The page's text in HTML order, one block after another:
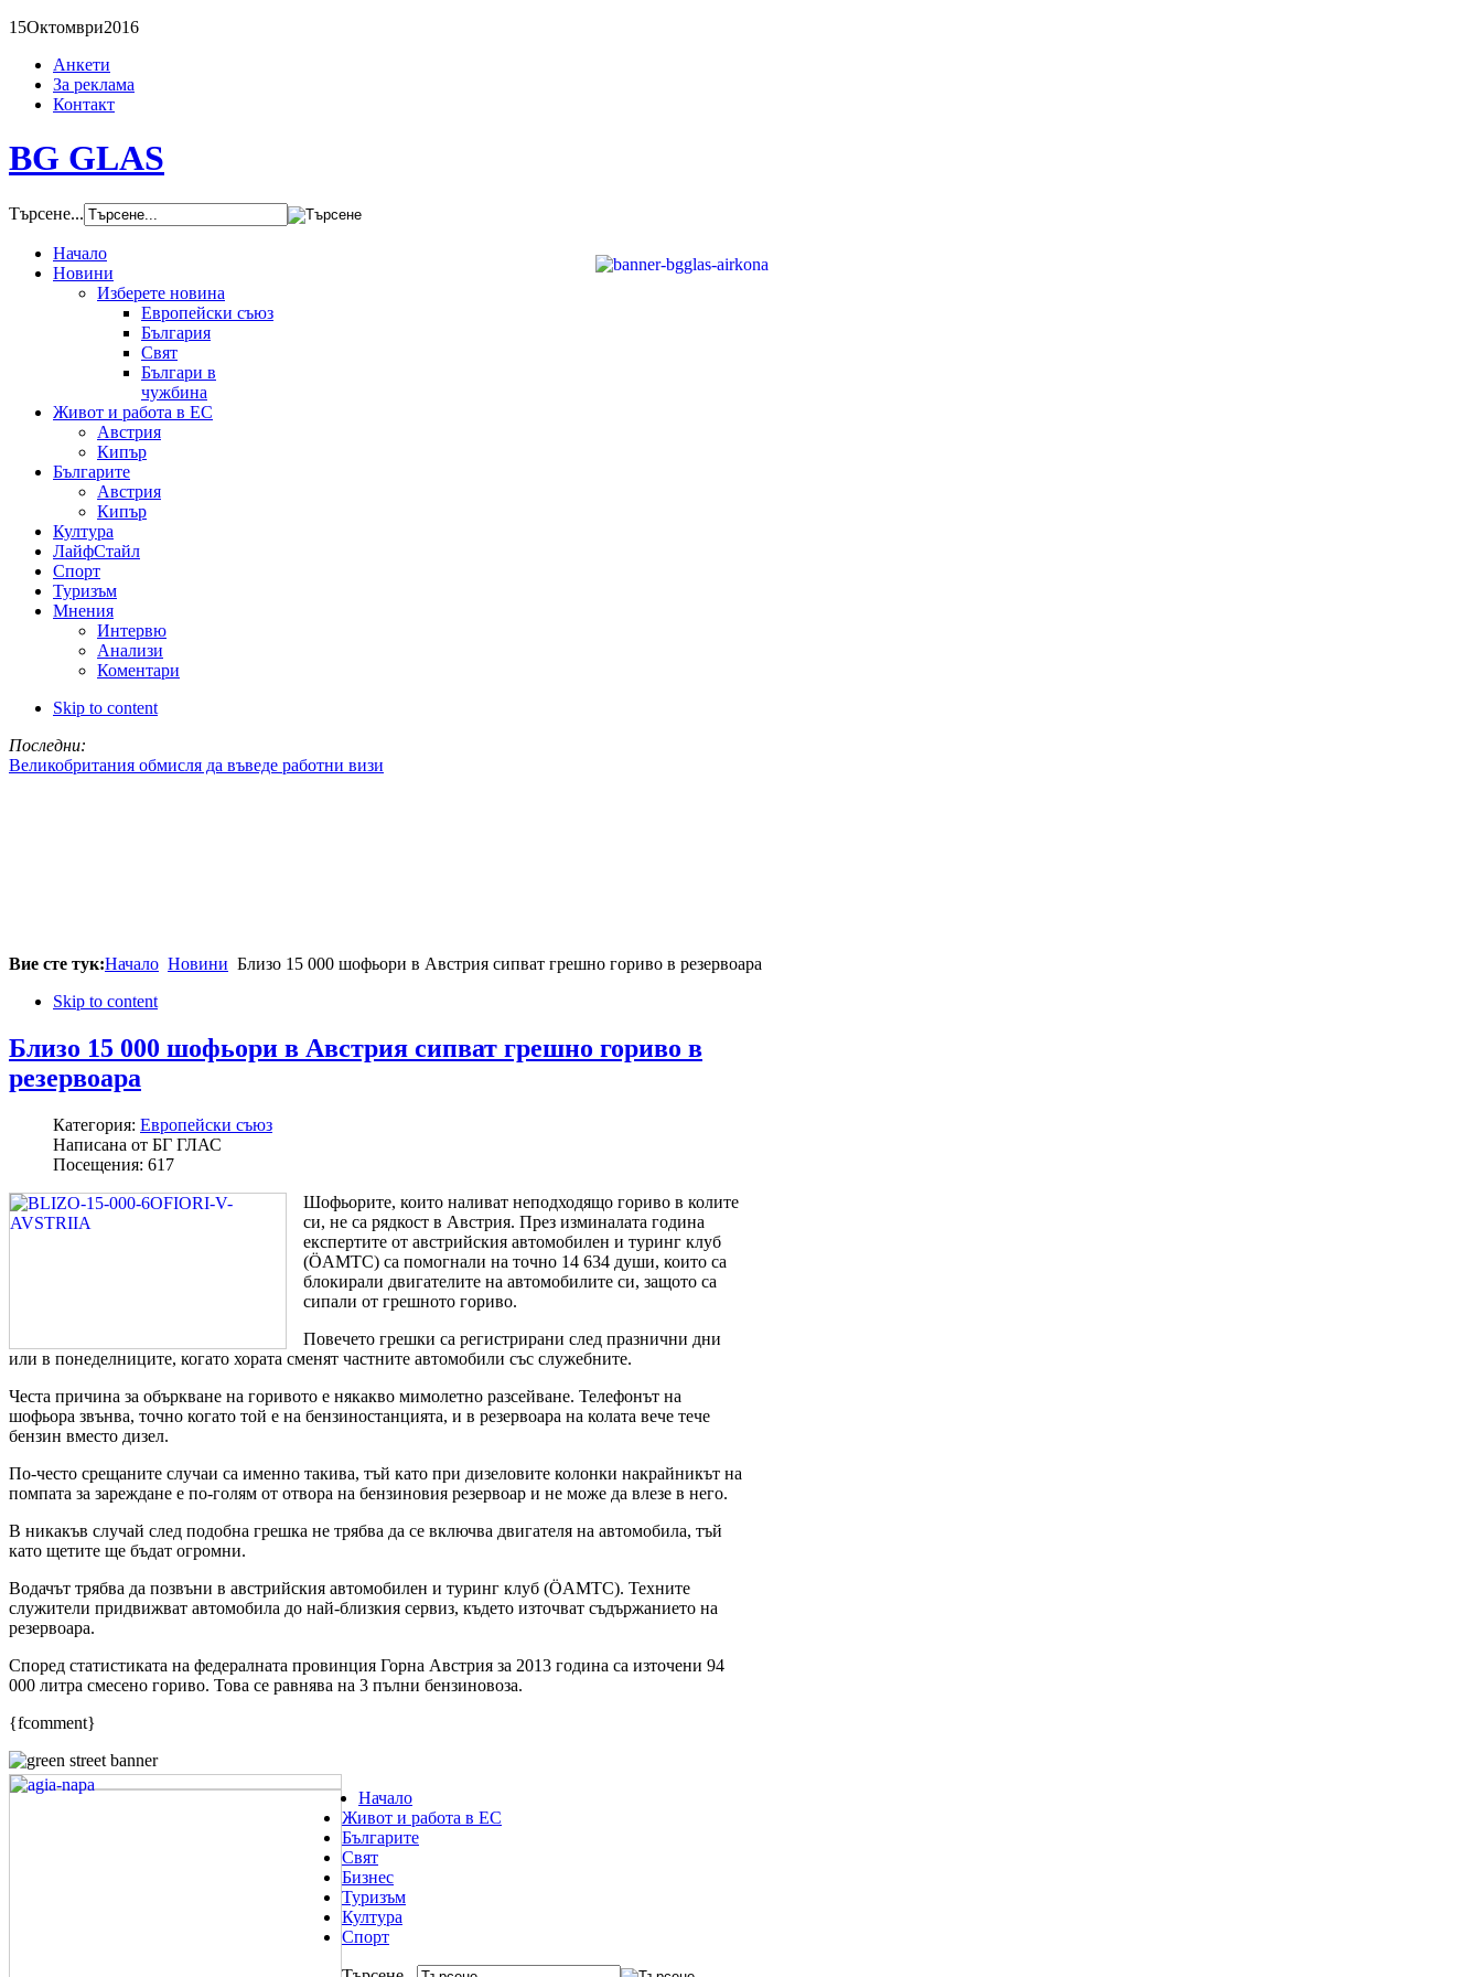
15Октомври2016
Анкети
За реклама
Контакт
BG GLAS
Търсене...
Начало
Новини
Изберете новина
Европейски съюз
България
Свят
Българи в
чужбина
Живот и работа в ЕС
Австрия
Кипър
Българите
Австрия
Кипър
Култура
ЛайфСтайл
Спорт
Туризъм
Мнения
Интервю
Анализи
Коментари
Skip to content
Последни:
Великобритания обмисля да въведе работни визи
Вие сте тук:Начало Новини Близо 15 000 шофьори в Австрия сипват грешно гориво в резервоара
Skip to content
Близо 15 000 шофьори в Австрия сипват грешно гориво в
резервоара
Категория: Европейски съюз
Написана от БГ ГЛАС
Посещения: 617
Шофьорите, които наливат неподходящо гориво в колите
си, не са рядкост в Австрия. През изминалата година
експертите от австрийския автомобилен и туринг клуб
(ÖAMTC) са помогнали на точно 14 634 души, които са
блокирали двигателите на автомобилите си, защото са
сипали от грешното гориво.
Повечето грешки са регистрирани след празнични дни
или в понеделниците, когато хората сменят частните автомобили със служебните.
Честа причина за объркване на горивото е някакво мимолетно разсейване. Телефонът на
шофьора звънва, точно когато той е на бензиностанцията, и в резервоара на колата вече тече
бензин вместо дизел.
По-често срещаните случаи са именно такива, тъй като при дизеловите колонки накрайникът на
помпата за зареждане е по-голям от отвора на бензиновия резервоар и не може да влезе в него.
В никакъв случай след подобна грешка не трябва да се включва двигателя на автомобила, тъй
като щетите ще бъдат огромни.
Водачът трябва да позвъни в австрийския автомобилен и туринг клуб (ÖAMTC). Техните
служители придвижват автомобила до най-близкия сервиз, където източват съдържанието на
резервоара.
Според статистиката на федералната провинция Горна Австрия за 2013 година са източени 94
000 литра смесено гориво. Това се равнява на 3 пълни бензиновоза.
{fcomment}
Начало
Живот и работа в ЕС
Българите
Свят
Бизнес
Туризъм
Култура
Спорт